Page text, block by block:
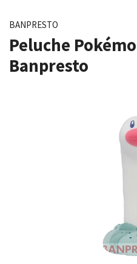
BANPRESTO
Peluche
Banpresto